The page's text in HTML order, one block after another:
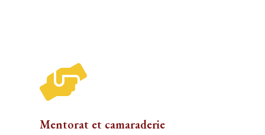

Mentorat et camaraderie